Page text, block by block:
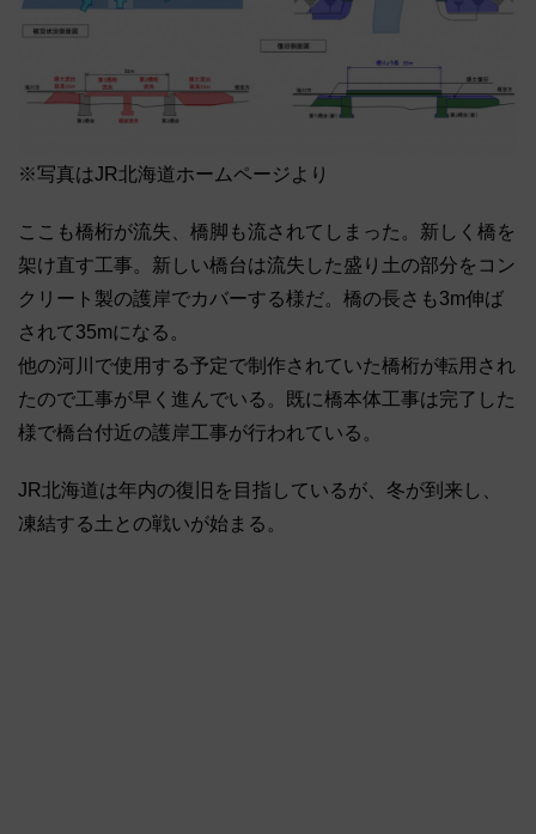
※写真はJR北海道ホームページより
ここも橋桁が流失、橋脚も流されてしまった。新しく橋を
架け直す工事。新しい橋台は流失した盛り土の部分をコン
クリート製の護岸でカバーする様だ。橋の長さも3m伸ば
されて35mになる。
他の河川で使用する予定で制作されていた橋桁が転用され
たので工事が早く進んでいる。既に橋本体工事は完了した
様で橋台付近の護岸工事が行われている。
JR北海道は年内の復旧を目指しているが、冬が到来し、
凍結する土との戦いが始まる。